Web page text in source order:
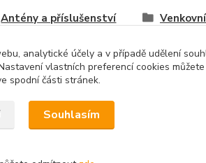
Antény a příslušenství
analytické účely a v případě udělení
vlastních preferencí cookies
spodní části stránek.
Souhlasím